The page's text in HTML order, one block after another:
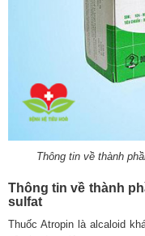
Thông tin về thành
Thông tin về thành
sulfat
Thuốc Atropin là alcaloid